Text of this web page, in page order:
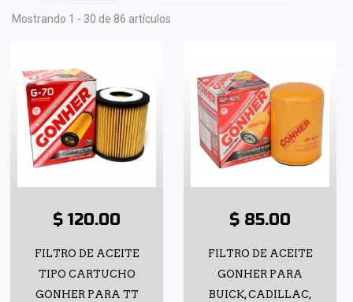
Mostrando 1 - 30 de 86 artículos
$ 120.00
FILTRO DE ACEITE
TIPO CARTUCHO
GONHER PARA TT
$ 85.00
FILTRO DE ACEITE
GONHER PARA
BUICK, CADILLAC,